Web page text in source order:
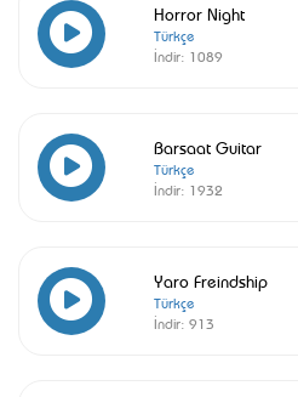
Horror Night
Türkçe
İndir: 1089
Barsaat Guitar
Türkçe
İndir: 1932
Yaro Freindship
Türkçe
İndir: 913